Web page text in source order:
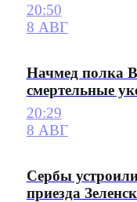
20:50
8 АВГ
Начмед полка
смертельные
20:29
8 АВГ
Сербы
приезда